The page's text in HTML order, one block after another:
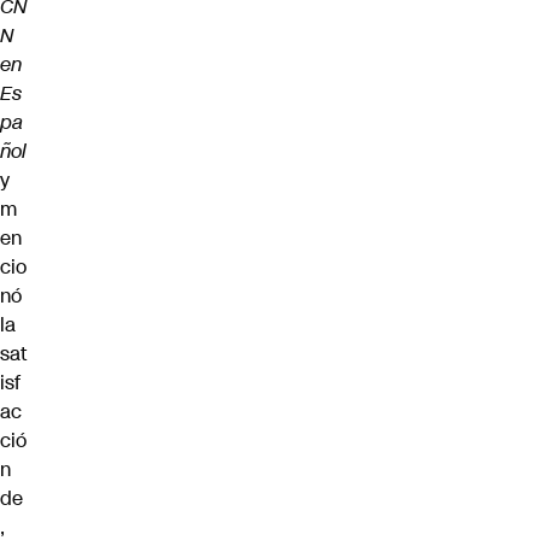
CN
N
en
Es
pa
ñol
y
m
en
cio
nó
la
sat
isf
ac
ció
n
de
,